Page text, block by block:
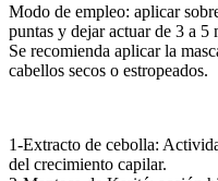
Modo de empleo: aplicar
puntas y dejar actuar de 3 a 5
Se recomienda aplicar la
cabellos secos o estropeados.
1-Extracto de cebolla:
del crecimiento capilar.